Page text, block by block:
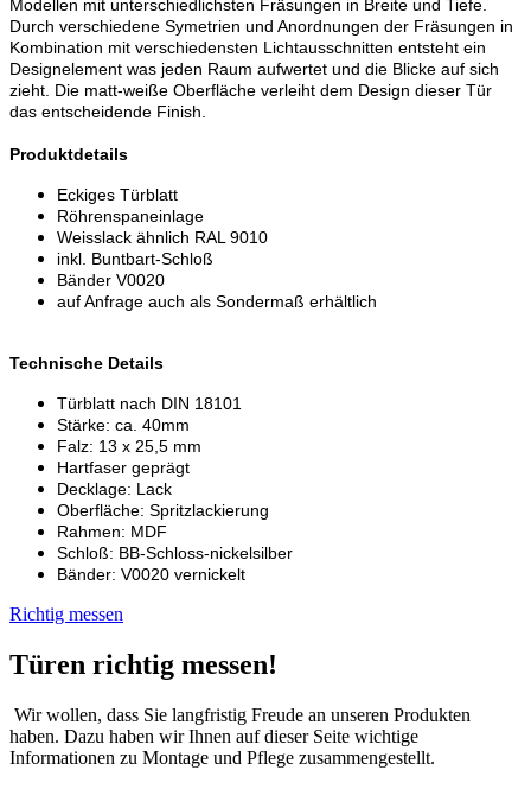
Modellen mit unterschiedlichsten Fräsungen in Breite und Tiefe.
Durch verschiedene Symetrien und Anordnungen der Fräsungen in
Kombination mit verschiedensten Lichtausschnitten entsteht ein
Designelement was jeden Raum aufwertet und die Blicke auf sich
zieht. Die matt-weiße Oberfläche verleiht dem Design dieser Tür
das entscheidende Finish.
Produktdetails
Eckiges Türblatt
Röhrenspaneinlage
Weisslack ähnlich RAL 9010
inkl. Buntbart-Schloß
Bänder V0020
auf Anfrage auch als Sondermaß erhältlich
Technische Details
Türblatt nach DIN 18101
Stärke: ca. 40mm
Falz: 13 x 25,5 mm
Hartfaser geprägt
Decklage: Lack
Oberfläche: Spritzlackierung
Rahmen: MDF
Schloß: BB-Schloss-nickelsilber
Bänder: V0020 vernickelt
Richtig messen
Türen richtig messen!
Wir wollen, dass Sie langfristig Freude an unseren Produkten
haben. Dazu haben wir Ihnen auf dieser Seite wichtige
Informationen zu Montage und Pflege zusammengestellt.